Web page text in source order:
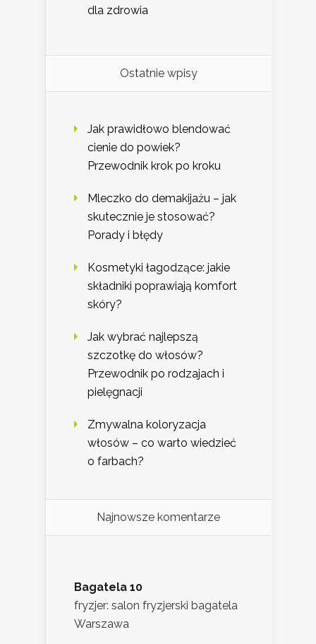
dla zdrowia
Ostatnie wpisy
Jak prawidłowo blendować
cienie do powiek?
Przewodnik krok po kroku
Mleczko do demakijażu – jak
skutecznie je stosować?
Porady i błędy
Kosmetyki łagodzące: jakie
składniki poprawiają komfort
skóry?
Jak wybrać najlepszą
szczotkę do włosów?
Przewodnik po rodzajach i
pielęgnacji
Zmywalna koloryzacja
włosów – co warto wiedzieć
o farbach?
Najnowsze komentarze
Bagatela 10
fryzjer: salon fryzjerski bagatela
Warszawa